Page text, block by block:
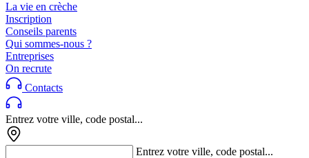
La vie en crèche
Inscription
Conseils parents
Qui sommes-nous ?
Entreprises
On recrute
Contacts
Entrez votre ville, code postal...
Entrez votre ville, code postal...